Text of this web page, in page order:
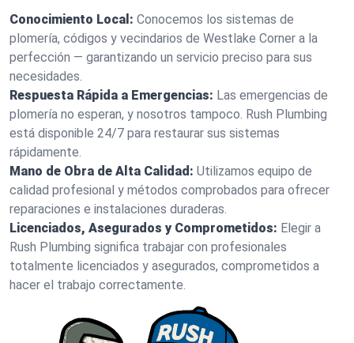
Conocimiento Local: Conocemos los sistemas de
plomería, códigos y vecindarios de Westlake Corner a la
perfección — garantizando un servicio preciso para sus
necesidades.
Respuesta Rápida a Emergencias: Las emergencias de
plomería no esperan, y nosotros tampoco. Rush Plumbing
está disponible 24/7 para restaurar sus sistemas
rápidamente.
Mano de Obra de Alta Calidad: Utilizamos equipo de
calidad profesional y métodos comprobados para ofrecer
reparaciones e instalaciones duraderas.
Licenciados, Asegurados y Comprometidos: Elegir a
Rush Plumbing significa trabajar con profesionales
totalmente licenciados y asegurados, comprometidos a
hacer el trabajo correctamente.